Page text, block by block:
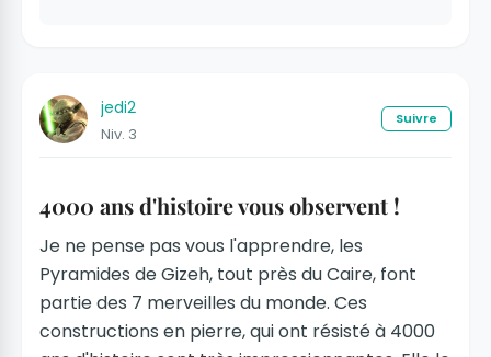
jedi2
Niv. 3
Suivre
4000 ans d'histoire vous observent !
Je ne pense pas vous l'apprendre, les
Pyramides de Gizeh, tout près du Caire, font
partie des 7 merveilles du monde. Ces
constructions en pierre, qui ont résisté à 4000